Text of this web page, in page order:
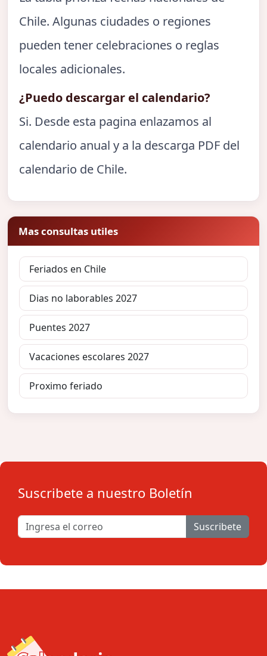
Chile. Algunas ciudades o regiones
pueden tener celebraciones o reglas
locales adicionales.
¿Puedo descargar el calendario?
Si. Desde esta pagina enlazamos al
calendario anual y a la descarga PDF del
calendario de Chile.
Mas consultas utiles
Feriados en Chile
Dias no laborables 2027
Puentes 2027
Vacaciones escolares 2027
Proximo feriado
Suscribete a nuestro Boletín
Suscribete